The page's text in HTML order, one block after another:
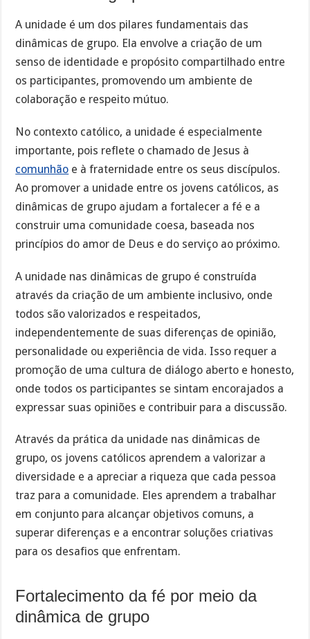
A unidade é um dos pilares fundamentais das
dinâmicas de grupo. Ela envolve a criação de um
senso de identidade e propósito compartilhado entre
os participantes, promovendo um ambiente de
colaboração e respeito mútuo.
No contexto católico, a unidade é especialmente
importante, pois reflete o chamado de Jesus à
comunhão e à fraternidade entre os seus discípulos.
Ao promover a unidade entre os jovens católicos, as
dinâmicas de grupo ajudam a fortalecer a fé e a
construir uma comunidade coesa, baseada nos
princípios do amor de Deus e do serviço ao próximo.
A unidade nas dinâmicas de grupo é construída
através da criação de um ambiente inclusivo, onde
todos são valorizados e respeitados,
independentemente de suas diferenças de opinião,
personalidade ou experiência de vida. Isso requer a
promoção de uma cultura de diálogo aberto e honesto,
onde todos os participantes se sintam encorajados a
expressar suas opiniões e contribuir para a discussão.
Através da prática da unidade nas dinâmicas de
grupo, os jovens católicos aprendem a valorizar a
diversidade e a apreciar a riqueza que cada pessoa
traz para a comunidade. Eles aprendem a trabalhar
em conjunto para alcançar objetivos comuns, a
superar diferenças e a encontrar soluções criativas
para os desafios que enfrentam.
Fortalecimento da fé por meio da
dinâmica de grupo